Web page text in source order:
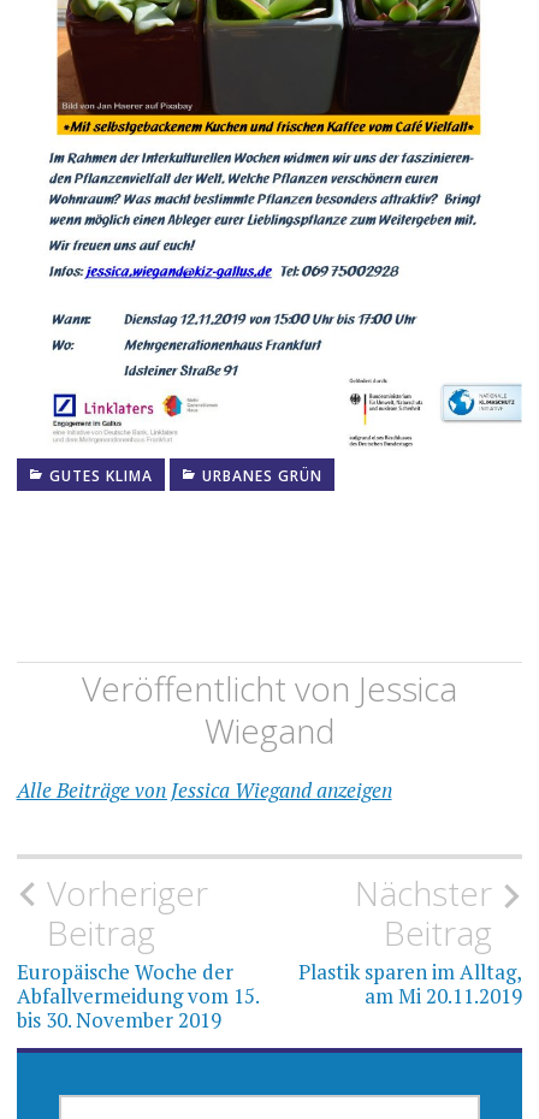
GUTES KLIMA URBANES GRÜN
Veröffentlicht von Jessica
Wiegand
Alle Beiträge von Jessica Wiegand anzeigen
Beitragsnavigation
Vorheriger
Beitrag
Europäische Woche der
Abfallvermeidung vom 15.
bis 30. November 2019
Nächster
Beitrag
Plastik sparen im Alltag,
am Mi 20.11.2019